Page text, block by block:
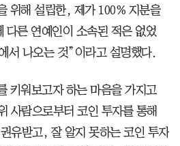
위해 설립한, 제가 100% 지분을
다른 연예인이 소속된 적은 없었
서 나오는 것”이라고 설명했다.
키워보고자 하는 마음을 가지고
사람으로부터 코인 투자를 통해
유받고, 잘 알지 못하는 코인 투자